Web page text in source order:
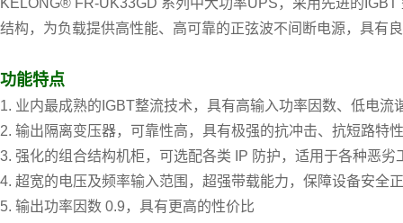
KELONG® FR-UK33GD 系列中大功率UPS ，采用先进的 IGBT
结构，为负载提供高性能、高可靠的正弦波不间断电源，具有
功能特点
1. 业内最成熟的 IGBT整流技术，具有高输入功率因数、低电流
2. 输出隔离变压器，可靠性高，具有极强的抗冲击、抗短路特性
3. 强化的组合结构机柜，可选配各类 IP 防护，适用于各种恶劣
4. 超宽的电压及频率输入范围，超强带载能力，保障设备安全
5. 输出功率因数 0.9 ，具有更高的性价比